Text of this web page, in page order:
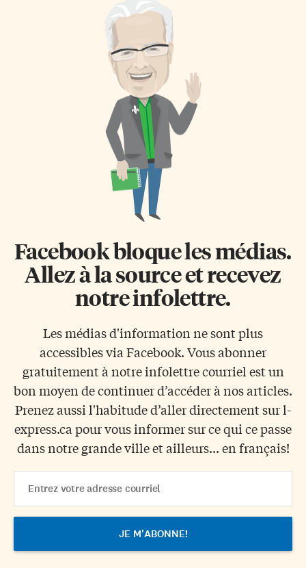
Facebook bloque les médias.
Allez à la source et recevez
notre infolettre.
Les médias d'information ne sont plus
accessibles via Facebook. Vous abonner
gratuitement à notre infolettre courriel est un
bon moyen de continuer d’accéder à nos articles.
Prenez aussi l'habitude d’aller directement sur l-
express.ca pour vous informer sur ce qui ce passe
dans notre grande ville et ailleurs... en français!
Address